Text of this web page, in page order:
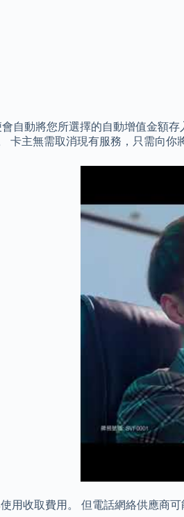
自動將您所選擇的自動增值金額
卡主無需取消現有服務，只需向
用收取費用。 但電話網絡供應商